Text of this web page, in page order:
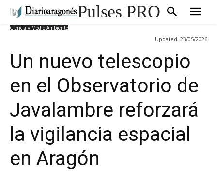
Pulses PRO
Ciencia y Medio Ambiente
Updated: 23/05/2026
Un nuevo telescopio
en el Observatorio de
Javalambre reforzará
la vigilancia espacial
en Aragón